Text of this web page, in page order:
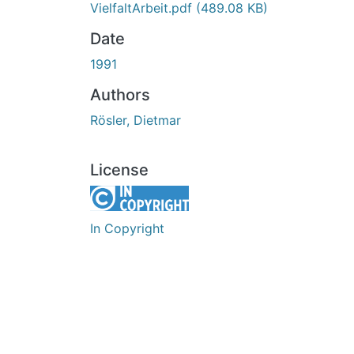
VielfaltArbeit.pdf (489.08 KB)
Date
1991
Authors
Rösler, Dietmar
License
In Copyright